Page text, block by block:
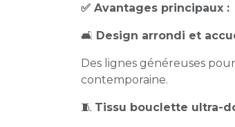
✅ Avantages principaux :
🛋️ Design arrondi et
Des lignes généreuses
contemporaine.
🧵 Tissu bouclette ultra-